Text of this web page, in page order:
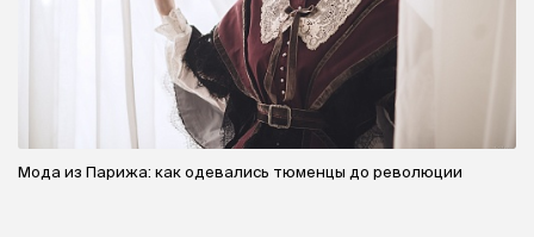
Мода из Парижа: как одевались тюменцы до революции